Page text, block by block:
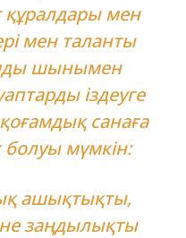
құралдары мен
мен таланты
шынымен
іздеуге
санаға
болуы мүмкін:
ашықтықты,
заңдылықты